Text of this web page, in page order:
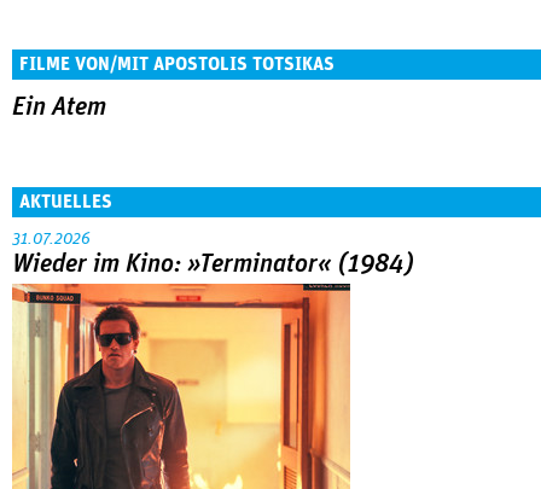
FILME VON/MIT APOSTOLIS TOTSIKAS
Ein Atem
AKTUELLES
31.07.2026
Wieder im Kino: »Terminator« (1984)